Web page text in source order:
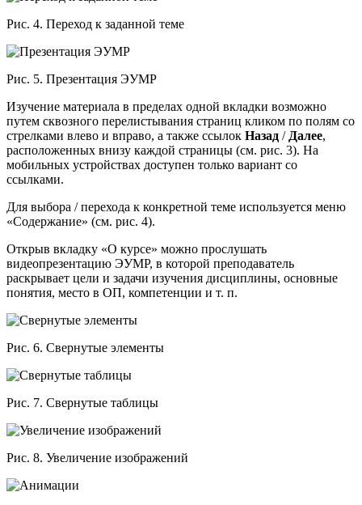
Рис. 4. Переход к заданной теме
Рис. 5. Презентация ЭУМР
Изучение материала в пределах одной вкладки возможно
путем сквозного перелистывания страниц кликом по полям со
стрелками влево и вправо, а также ссылок Назад / Далее,
расположенных внизу каждой страницы (см. рис. 3). На
мобильных устройствах доступен только вариант со
ссылками.
Для выбора / перехода к конкретной теме используется меню
«Содержание» (см. рис. 4).
Открыв вкладку «О курсе» можно прослушать
видеопрезентацию ЭУМР, в которой преподаватель
раскрывает цели и задачи изучения дисциплины, основные
понятия, место в ОП, компетенции и т. п.
Рис. 6. Свернутые элементы
Рис. 7. Свернутые таблицы
Рис. 8. Увеличение изображений